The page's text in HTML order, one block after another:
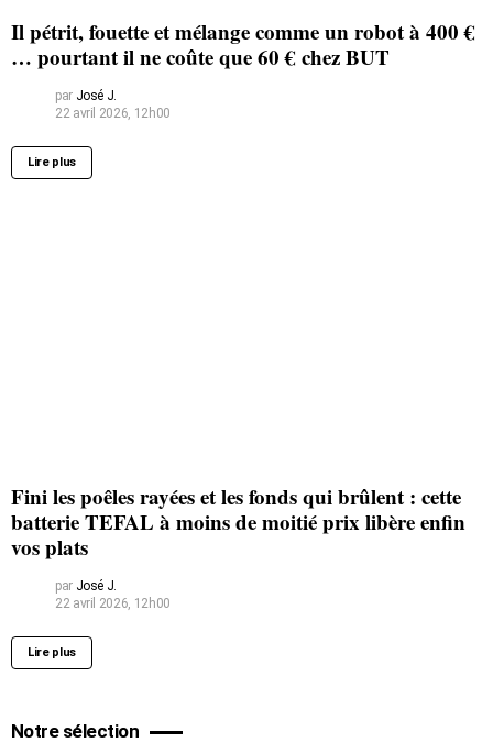
Il pétrit, fouette et mélange comme un robot à 400 €
… pourtant il ne coûte que 60 € chez BUT
par José J.
22 avril 2026, 12h00
Lire plus
Fini les poêles rayées et les fonds qui brûlent : cette
batterie TEFAL à moins de moitié prix libère enfin
vos plats
par José J.
22 avril 2026, 12h00
Lire plus
Notre sélection